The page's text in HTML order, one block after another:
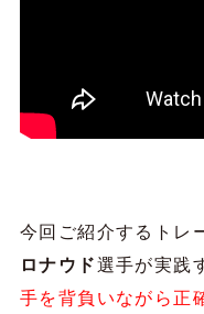
今回ご紹介するトレ
ロナウド選手が実践
手を背負いながら正